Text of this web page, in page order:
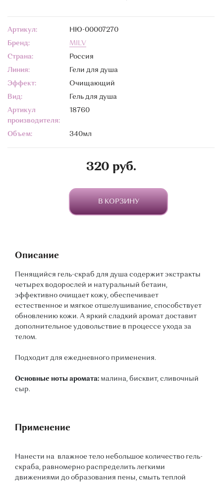
Артикул:
НЮ-00007270
Бренд:
MILV
Страна:
Россия
Линия:
Гели для душа
Эффект:
Очищающий
Вид:
Гель для душа
Артикул
производителя:
18760
Объем: 340мл
320 руб.
В КОРЗИНУ
Описание
Пенящийся гель-скраб для душа содержит экстракты
четырех водорослей и натуральный бетаин,
эффективно очищает кожу, обеспечивает
естественное и мягкое отшелушивание, способствует
обновлению кожи. А яркий сладкий аромат доставит
дополнительное удовольствие в процессе ухода за
телом.
Подходит для ежедневного применения.
Основные ноты аромата: малина, бисквит, сливочный
сыр.
Применение
Нанести на влажное тело небольшое количество гель-
скраба, равномерно распределить легкими
движениями до образования пены, смыть теплой